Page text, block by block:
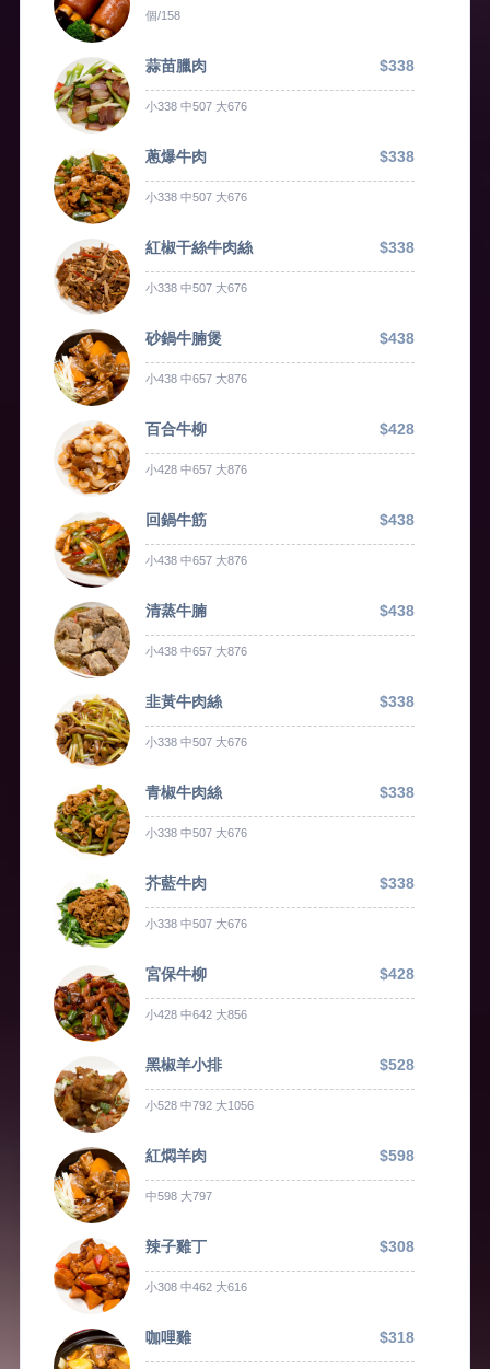
個/158
蒜苗臘肉 $338
小338 中507 大676
蔥爆牛肉 $338
小338 中507 大676
紅椒干絲牛肉絲 $338
小338 中507 大676
砂鍋牛腩煲 $438
小438 中657 大876
百合牛柳 $428
小428 中657 大876
回鍋牛筋 $438
小438 中657 大876
清蒸牛腩 $438
小438 中657 大876
韭黃牛肉絲 $338
小338 中507 大676
青椒牛肉絲 $338
小338 中507 大676
芥藍牛肉 $338
小338 中507 大676
宮保牛柳 $428
小428 中642 大856
黑椒羊小排 $528
小528 中792 大1056
紅燜羊肉 $598
中598 大797
辣子雞丁 $308
小308 中462 大616
咖哩雞 $318